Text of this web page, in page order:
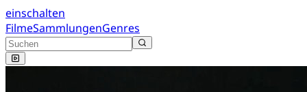
einschalten
FilmeSammlungenGenres